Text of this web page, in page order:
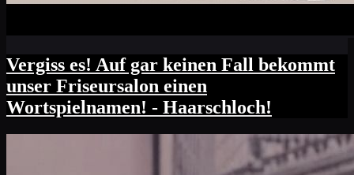
Vergiss es! Auf gar keinen Fall bekommt
unser Friseursalon einen
Wortspielnamen! - Haarschloch!